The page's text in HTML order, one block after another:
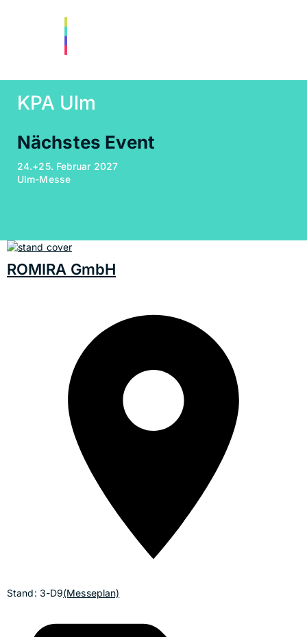
KPA Ulm
Nächstes Event
24.+25. Februar 2027
Ulm-Messe
ROMIRA GmbH
Stand: 3-D9(Messeplan)